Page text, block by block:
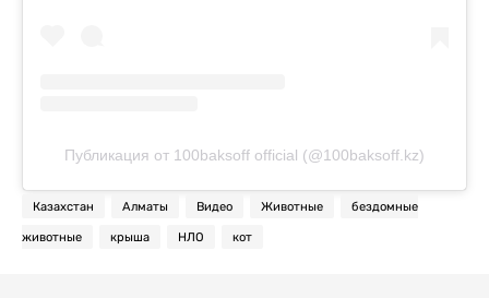
Публикация от 100baksoff official (@100baksoff.kz)
Казахстан Алматы Видео Животные бездомные
животные крыша НЛО кот